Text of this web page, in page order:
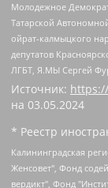
Молодежное
Татарской
ойрат-калмыцкого
депутатов
ЛГБТ, Я.МЫ Сергей
Источник:
на 03.05.2024
* Реестр
Калининградская региональная общественная организация "Экозащита!-Женсовет", Фонд содействия защите прав и свобод граждан "Общественный вердикт", Фонд "Институт Развития Свободы Информации", Частное учреждение "Информационное агентство МЕМО. РУ", Региональная общественная организация "Общественная комиссия по сохранению наследия академика Сахарова", Фонд поддержки свободы прессы, Санкт-Петербургская общественная правозащитная организация "Гражданский контроль", Межрегиональная общественная организация "Информационно-просветительский центр "Мемориал", Региональный Фонд "Центр Защиты Прав Средств Массовой Информации", с 05.12.2023 Фонд "Центр Защиты Прав Средств массовой информации", Региональная общественная благотворительная организация помощи беженцам и мигрантам "Гражданское содействие", Негосударственное образовательное учреждение дополнительного профессионального образования (повышение квалификации) специалистов "АКАДЕМИЯ ПО ПРАВАМ ЧЕЛОВЕКА", Свердловская региональная общественная организация "Сутяжник", Автономная некоммерческая организация "Центр независимых социологических исследований", Союз общественных объединений "Российский исследовательский центр по правам человека", Региональное общественное учреждение научно-информационный центр "МЕМОРИАЛ", Некоммерческая организация "Фонд защиты гласности", Автономная некоммерческая организация "Институт прав человека", Городская общественная организация "Екатеринбургское общество "МЕМОРИАЛ", Городская общественная организация "Рязанское историко-просветительское и правозащитное общество "Мемориал" (Рязанский Мемориал), Челябинский региональный орган общественной самодеятельности – женское общественное объединение "Женщины Евразии", Челябинский региональный орган общественной самодеятельности "Уральская правозащитная группа", Фонд содействия защите здоровья и социальной справедливости имени Андрея Рылькова, Автономная Некоммерческая Организация "Аналитический Центр Юрия Левады", Автономная некоммерческая организация социальной поддержки населения "Проект Апрель", Региональная общественная организация помощи женщинам и детям, находящимся в кризисной ситуации "Информационно-методический центр "Анна", Фонд содействия развитию массовых коммуникаций и правовому просвещению "Так-так-Так", Фонд содействия устойчивому развитию "Серебряная тайга", Свердловский региональный общественный фонд социальных проектов "Новое время", "Idel.Реалии", Кавказ.Реалии, Крым.Реалии, Телеканал Настоящее Время, Татаро-башкирская служба Радио Свобода (Azatliq Radiosi), Радио Свободная Европа/Радио Свобода (PCE/PC), "Сибирь.Реалии", "Фактограф", Благотворительный фонд помощи осужденным и их семьям, Автономная некоммерческая организация "Институт глобализации и социальных движений", Фонд "В защиту прав заключенных", Частное учреждение "Центр поддержки и содействия развитию средств массовой информации", Пензенский региональный общественный